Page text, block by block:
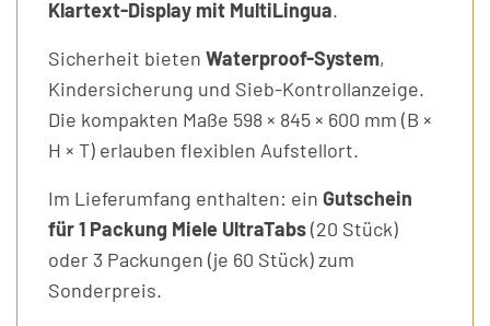
Klartext-Display mit MultiLingua.
Sicherheit bieten Waterproof-System,
Kindersicherung und Sieb-Kontrollanzeige.
Die kompakten Maße 598 × 845 × 600 mm (B ×
H × T) erlauben flexiblen Aufstellort.
Im Lieferumfang enthalten: ein Gutschein
für 1 Packung Miele UltraTabs(20 Stück)
oder 3 Packungen (je 60 Stück) zum
Sonderpreis.